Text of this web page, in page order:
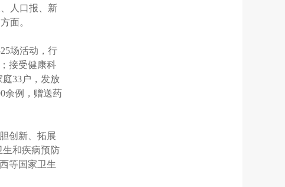
人口报、新
面。
场活动，行
接受健康科
33户，发放
余例，赠送药
创新、拓展
生和疾病预防
等国家卫生